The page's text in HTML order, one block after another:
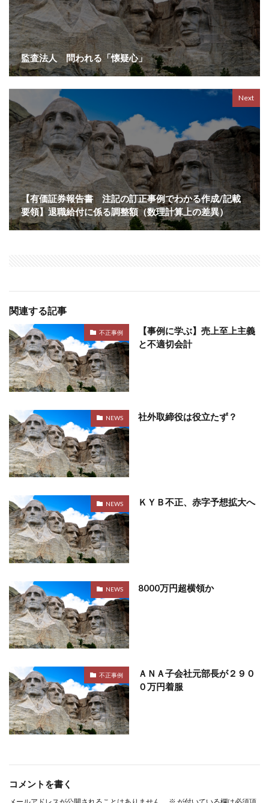
監査法人 問われる「懐疑心」
Next
【有価証券報告書 注記の訂正事例でわかる作成/記載
要領】退職給付に係る調整額（数理計算上の差異）
関連する記事
不正事例
【事例に学ぶ】売上至上主義
と不適切会計
NEWS 社外取締役は役立たず？
NEWS ＫＹＢ不正、赤字予想拡大へ
NEWS 8000万円超横領か
不正事例
ＡＮＡ子会社元部長が２９０
０万円着服
コメントを書く